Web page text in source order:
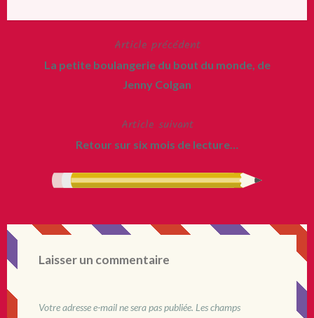
Article précédent
La petite boulangerie du bout du monde, de
Jenny Colgan
Article suivant
Retour sur six mois de lecture…
Laisser un commentaire
Votre adresse e-mail ne sera pas publiée. Les champs